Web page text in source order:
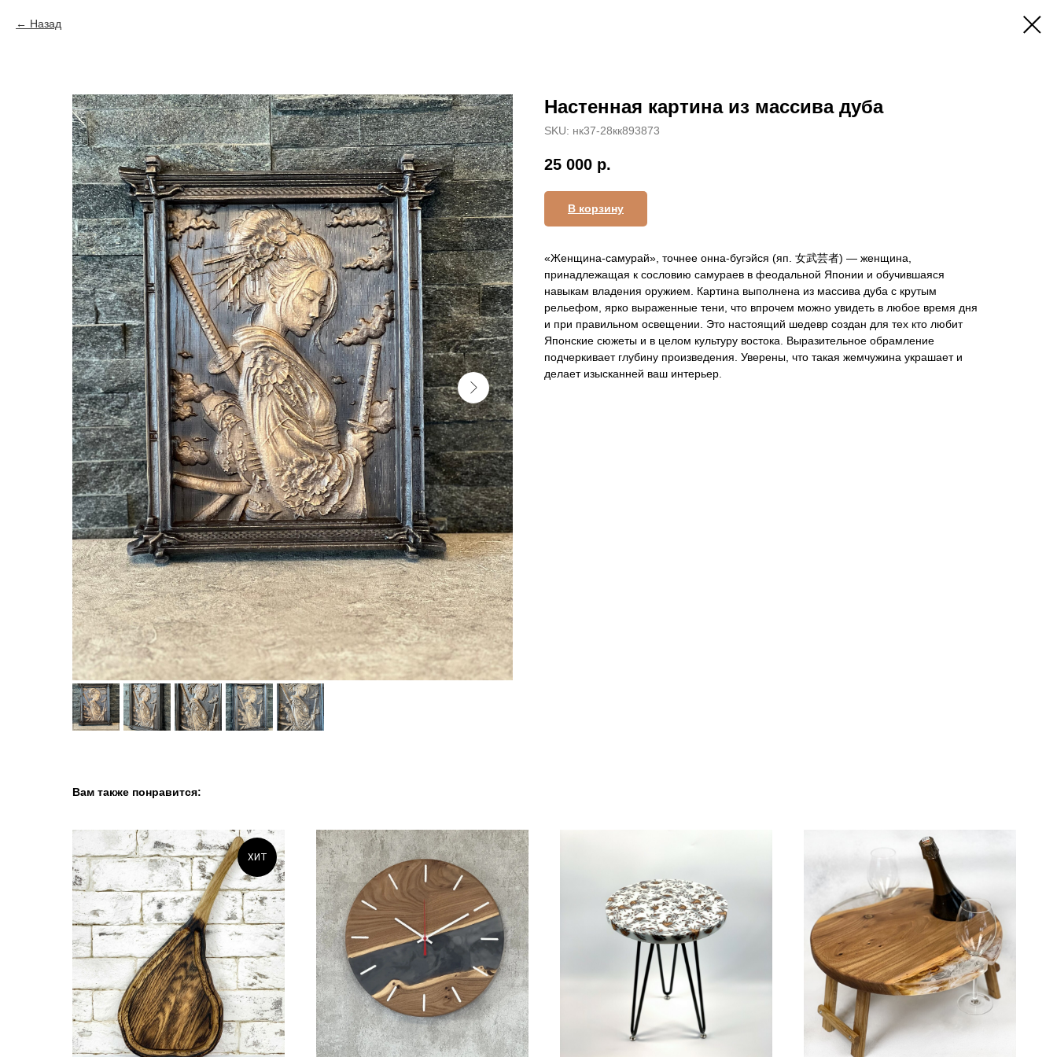
Назад
Настенная картина из массива дуба
SKU: нк37-28кк893873
25 000 р.
В корзину
«Женщина-самурай», точнее онна-бугэйся (яп. 女武芸者) — женщина,
принадлежащая к сословию самураев в феодальной Японии и обучившаяся
навыкам владения оружием. Картина выполнена из массива дуба с крутым
рельефом, ярко выраженные тени, что впрочем можно увидеть в любое время дня
и при правильном освещении. Это настоящий шедевр создан для тех кто любит
Японские сюжеты и в целом культуру востока. Выразительное обрамление
подчеркивает глубину произведения. Уверены, что такая жемчужина украшает и
делает изысканней ваш интерьер.
Вам также понравится:
ХИТ